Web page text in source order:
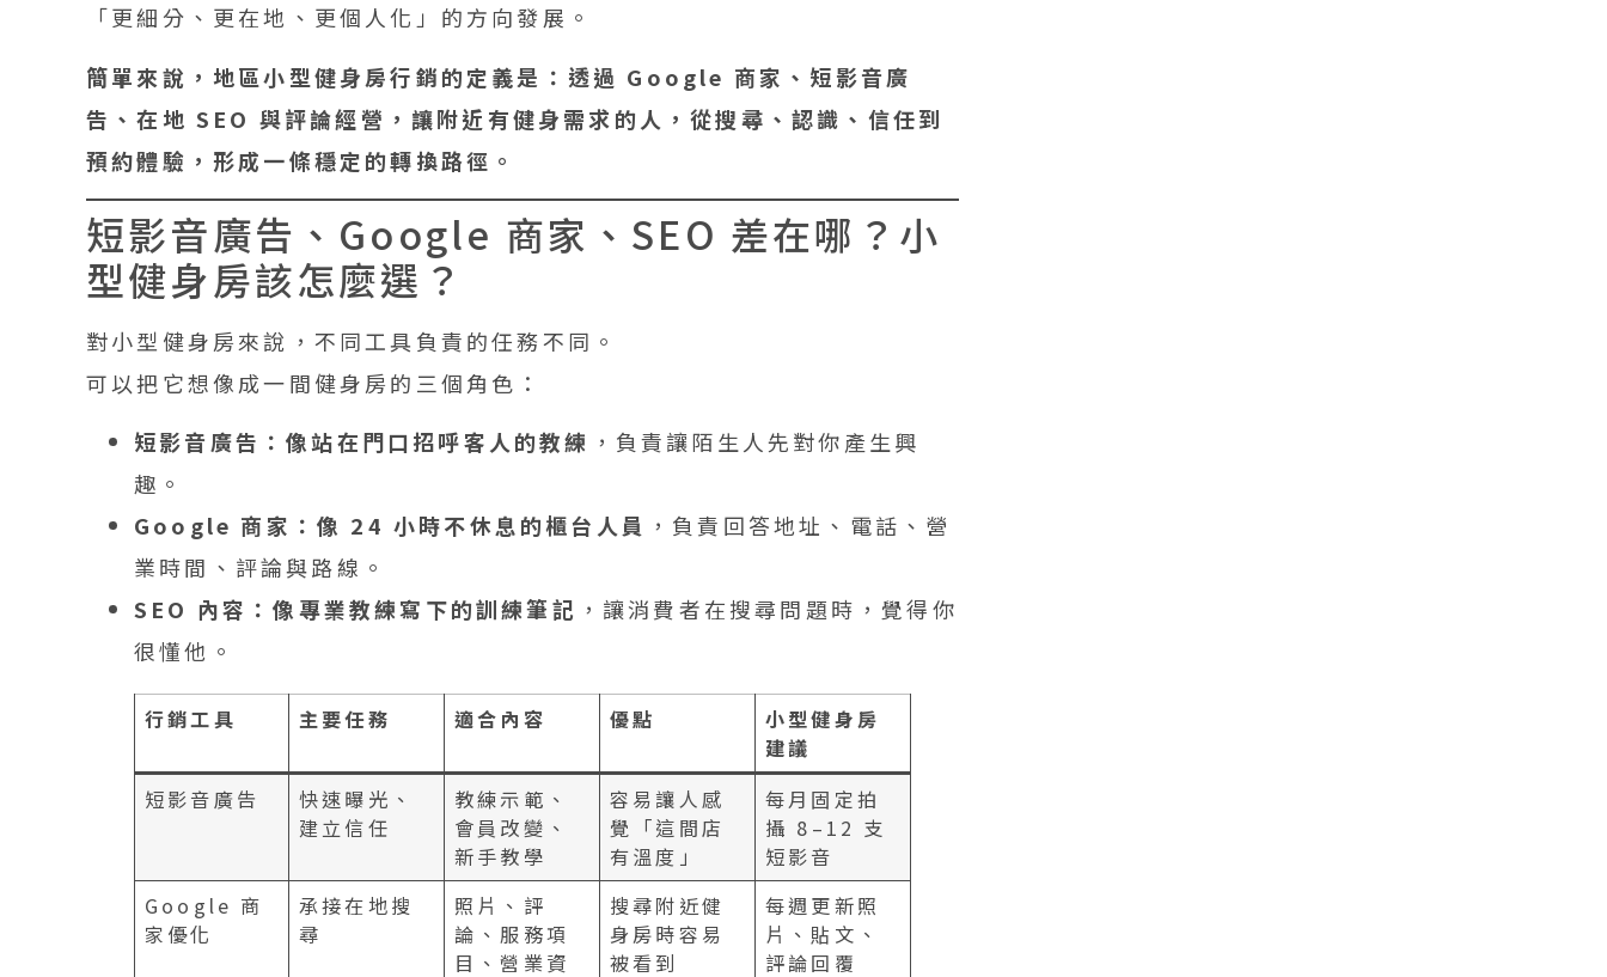
「更細分、更在地、更個人化」的方向發展。
簡單來說，地區小型健身房行銷的定義是：透過 Google 商家、短影音廣
告、在地 SEO 與評論經營，讓附近有健身需求的人，從搜尋、認識、信任到
預約體驗，形成一條穩定的轉換路徑。
短影音廣告、Google 商家、SEO 差在哪？小
型健身房該怎麼選？
對小型健身房來說，不同工具負責的任務不同。
可以把它想像成一間健身房的三個角色：
短影音廣告：像站在門口招呼客人的教練 ，負責讓陌生人先對你產生興
趣。
Google 商家：像 24 小時不休息的櫃台人員 ，負責回答地址、電話、營
業時間、評論與路線。
SEO 內容：像專業教練寫下的訓練筆記 ，讓消費者在搜尋問題時，覺得你
很懂他。
行銷工具 主要任務 適合內容 優點
小型健身房
建議
短影音廣告
快速曝光、
建立信任
教練示範、
會員改變、
新手教學
容易讓人感
覺「這間店
有溫度」
每月固定拍
攝 8–12 支
短影音
Google 商
家優化
承接在地搜
尋
照片、評
論、服務項
目、營業資
搜尋附近健
身房時容易
被看到
每週更新照
片、貼文、
評論回覆